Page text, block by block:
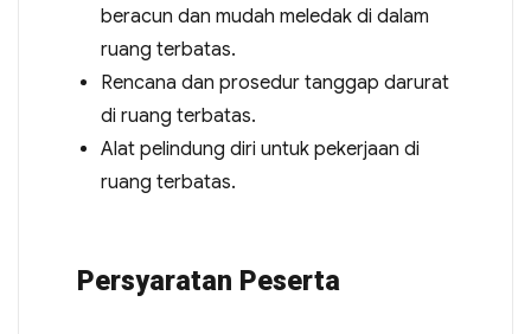
beracun dan mudah meledak di dalam
ruang terbatas.
Rencana dan prosedur tanggap darurat
di ruang terbatas.
Alat pelindung diri untuk pekerjaan di
ruang terbatas.
Persyaratan Peserta